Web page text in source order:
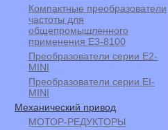
Компактные преобразователи
частоты для
общепромышленного
применения Е3-8100
Преобразователи серии E2-
MINI
Преобразователи серии EI-
MINI
Механический привод
МОТОР-РЕДУКТОРЫ